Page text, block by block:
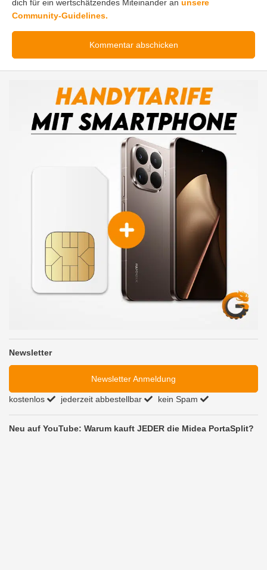
dich für ein wertschätzendes Miteinander an unsere
Community-Guidelines.
Newsletter
Newsletter Anmeldung
kostenlos jederzeit abbestellbar kein Spam
Neu auf YouTube: Warum kauft JEDER die Midea PortaSplit?